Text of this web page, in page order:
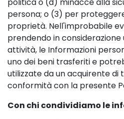
persona; o (3) per
proprietà. Nell'improbabile
prendendo in
attività, le Informazioni
uno dei beni trasferiti e
utilizzate da un acquirente di
conformità con la presente
Con chi condividiamo le